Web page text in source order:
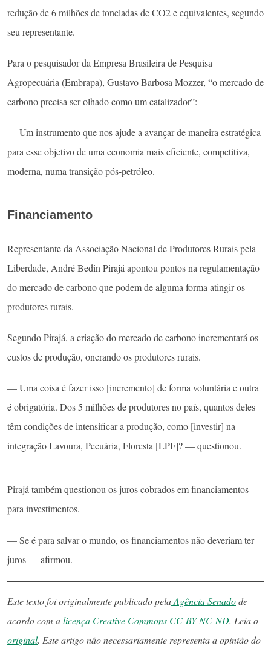
redução de 6 milhões de toneladas de CO2 e equivalentes, segundo
seu representante.
Para o pesquisador da Empresa Brasileira de Pesquisa
Agropecuária (Embrapa), Gustavo Barbosa Mozzer, “o mercado de
carbono precisa ser olhado como um catalizador”:
— Um instrumento que nos ajude a avançar de maneira estratégica
para esse objetivo de uma economia mais eficiente, competitiva,
moderna, numa transição pós-petróleo.
Financiamento
Representante da Associação Nacional de Produtores Rurais pela
Liberdade, André Bedin Pirajá apontou pontos na regulamentação
do mercado de carbono que podem de alguma forma atingir os
produtores rurais.
Segundo Pirajá, a criação do mercado de carbono incrementará os
custos de produção, onerando os produtores rurais.
— Uma coisa é fazer isso [incremento] de forma voluntária e outra
é obrigatória. Dos 5 milhões de produtores no país, quantos deles
têm condições de intensificar a produção, como [investir] na
integração Lavoura, Pecuária, Floresta [LPF]? — questionou.
Pirajá também questionou os juros cobrados em financiamentos
para investimentos.
— Se é para salvar o mundo, os financiamentos não deveriam ter
juros — afirmou.
Este texto foi originalmente publicado pelaAgência Senadode
acordo com alicença Creative Commons CC-BY-NC-ND. Leia o
original. Este artigo não necessariamente representa a opinião do